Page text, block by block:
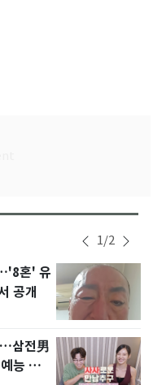
1/2
혼' 유
공개
삼전男
능 화